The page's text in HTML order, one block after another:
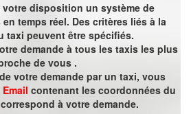
votre disposition un système de
temps réel. Des critères liés à la
taxi peuvent être spécifiés.
demande à tous les taxis les plus
de vous .
votre demande par un taxi, vous
Email contenant les coordonnées du
à votre demande.